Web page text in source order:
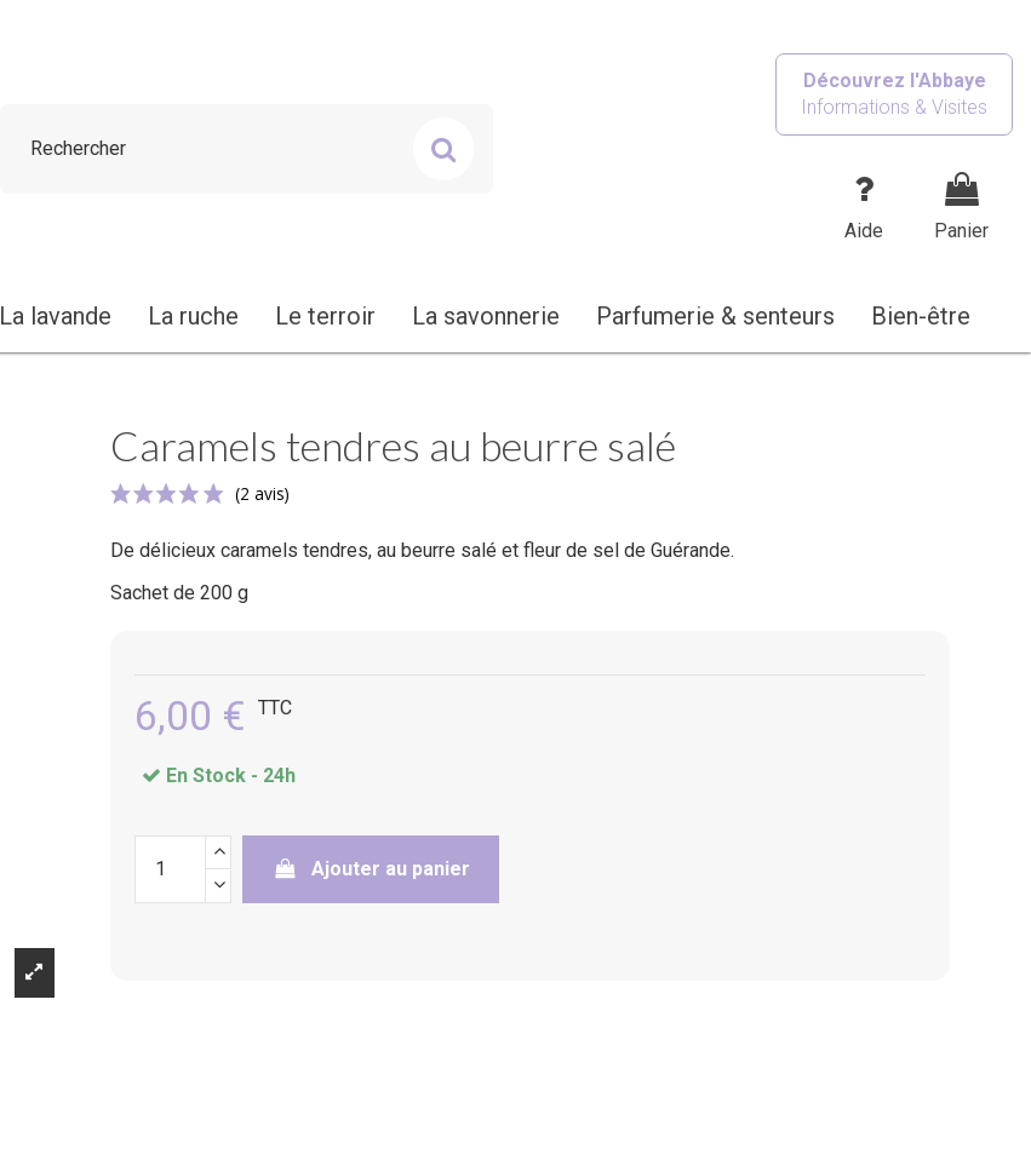
Découvrez l'Abbaye
Informations & Visites
Aide Panier
La lavande La ruche Le terroir La savonnerie Parfumerie & senteurs Bien-être
Caramels tendres au beurre salé
De délicieux caramels tendres, au beurre salé et fleur de sel de Guérande.
Sachet de 200 g
6,00 € TTC
En Stock - 24h
Ajouter au panier